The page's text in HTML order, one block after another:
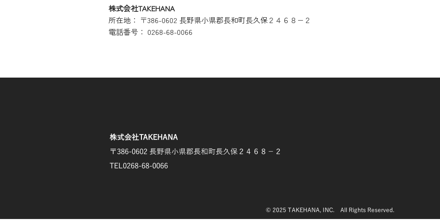
株式会社TAKEHANA
所在地： 〒386-0602 長野県小県郡長和町長久保２４６８−２
電話番号： 0268-68-0066
株式会社TAKEHANA
〒386-0602 長野県小県郡長和町長久保２４６８−２
TEL0268-68-0066
© 2025 TAKEHANA, INC. All Rights Reserved.